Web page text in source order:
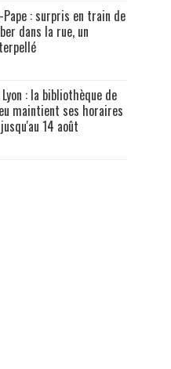
: surpris en train de
dans la rue, un
: la bibliothèque de
maintient ses horaires
14 août